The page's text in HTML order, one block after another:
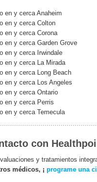
en y cerca Anaheim
en y cerca Colton
en y cerca Corona
en y cerca Garden Grove
en y cerca Irwindale
en y cerca La Mirada
en y cerca Long Beach
en y cerca Los Angeles
en y cerca Ontario
en y cerca Perris
en y cerca Temecula
con
y tratamientos
médicos, ¡ programe una